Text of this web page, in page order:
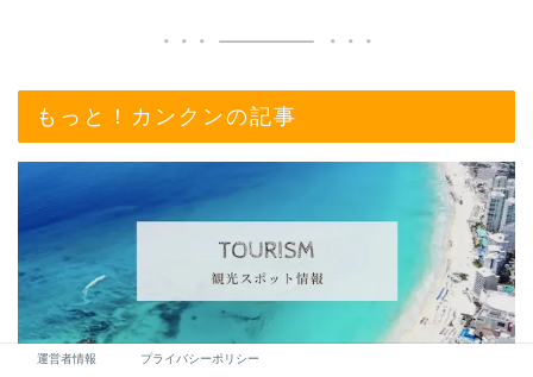
もっと！カンクンの記事
運営者情報 プライバシーポリシー